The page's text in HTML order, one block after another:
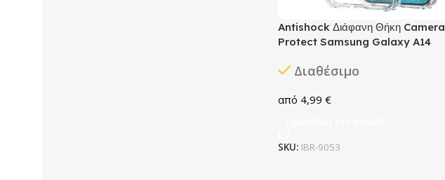
Antishock Διάφανη Θήκη Camera
Protect Samsung Galaxy A14
Διαθέσιμο
4,99 €
SKU: IBR-9053